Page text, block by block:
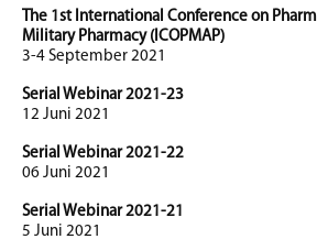
The 1st International Conference on
Military Pharmacy (ICOPMAP)
3-4 September 2021
Serial Webinar 2021-23
12 Juni 2021
Serial Webinar 2021-22
06 Juni 2021
Serial Webinar 2021-21
5 Juni 2021